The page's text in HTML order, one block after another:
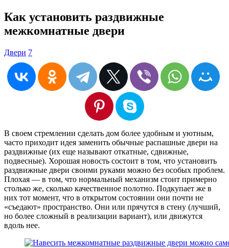
Как установить раздвижные
межкомнатные двери
Двери 7
В своем стремлении сделать дом более удобным и уютным,
часто приходит идея заменить обычные распашные двери на
раздвижные (их еще называют откатные, сдвижные,
подвесные). Хорошая новость состоит в том, что установить
раздвижные двери своими руками можно без особых проблем.
Плохая — в том, что нормальный механизм стоит примерно
столько же, сколько качественное полотно. Подкупает же в
них тот момент, что в открытом состоянии они почти не
«съедают» пространство. Они или прячутся в стену (лучший,
но более сложный в реализации вариант), или движутся
вдоль нее.